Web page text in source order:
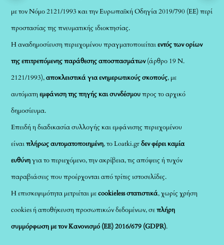
με τον Νόμο 2121/1993 και την Ευρωπαϊκή Οδηγία 2019/790 (ΕΕ) περί
προστασίας της πνευματικής ιδιοκτησίας.
Η αναδημοσίευση περιεχομένου πραγματοποιείταιεντός των ορίων
της επιτρεπόμενης παράθεσης αποσπασμάτων(άρθρο 19 Ν.
2121/1993),αποκλειστικά για ενημερωτικούς σκοπούς, με
αυτόματηεμφάνιση της πηγής και συνδέσμουπρος το αρχικό
δημοσίευμα.
Επειδή η διαδικασία συλλογής και εμφάνισης περιεχομένου
είναιπλήρως αυτοματοποιημένη, το Loatki.grδεν φέρει καμία
ευθύνηγια το περιεχόμενο, την ακρίβεια, τις απόψεις ή τυχόν
παραβιάσεις που προέρχονται από τρίτες ιστοσελίδες.
Η επισκεψιμότητα μετριέται μεcookieless στατιστικά, χωρίς χρήση
cookies ή αποθήκευση προσωπικών δεδομένων, σεπλήρη
συμμόρφωση με τον Κανονισμό (ΕΕ) 2016/679 (GDPR).